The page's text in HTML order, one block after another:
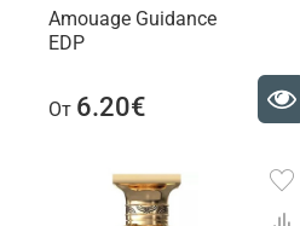
Amouage Guidance
EDP
От 6.20€